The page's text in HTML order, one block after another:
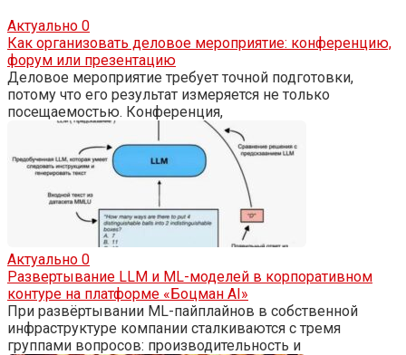
Актуально 0
Как организовать деловое мероприятие: конференцию,
форум или презентацию
Деловое мероприятие требует точной подготовки,
потому что его результат измеряется не только
посещаемостью. Конференция,
Актуально 0
Развертывание LLM и ML-моделей в корпоративном
контуре на платформе «Боцман AI»
При развёртывании ML-пайплайнов в собственной
инфраструктуре компании сталкиваются с тремя
группами вопросов: производительность и